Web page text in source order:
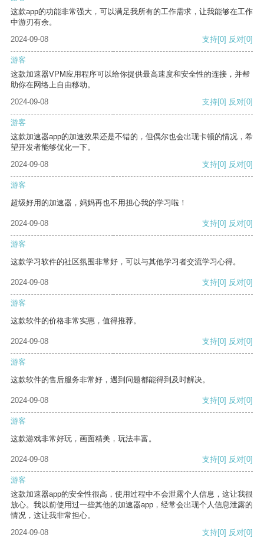
这款app的功能非常强大，可以满足我所有的工作需求，让我能够在工作
中游刃有余。
2024-09-08
支持[0] 反对[0]
游客
这款加速器VPM应用程序可以给你提供最高速度和安全性的连接，并帮
助你在网络上自由移动。
2024-09-08
支持[0] 反对[0]
游客
这款加速器app的加速效果还是不错的，但偶尔也会出现卡顿的情况，希
望开发者能够优化一下。
2024-09-08
支持[0] 反对[0]
游客
超级好用的加速器，妈妈再也不用担心我的学习啦！
2024-09-08 支持[0] 反对[0]
游客
这款学习软件的社区氛围非常好，可以与其他学习者交流学习心得。
2024-09-08 支持[0] 反对[0]
游客
这款软件的价格非常实惠，值得推荐。
2024-09-08 支持[0] 反对[0]
游客
这款软件的售后服务非常好，遇到问题都能得到及时解决。
2024-09-08 支持[0] 反对[0]
游客
这款游戏非常好玩，画面精美，玩法丰富。
2024-09-08 支持[0] 反对[0]
游客
这款加速器app的安全性很高，使用过程中不会泄露个人信息，这让我很
放心。我以前使用过一些其他的加速器app，经常会出现个人信息泄露的
情况，这让我非常担心。
2024-09-08
支持[0] 反对[0]